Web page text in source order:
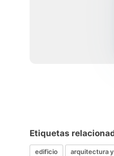
Etiquetas
edificio arquitectura